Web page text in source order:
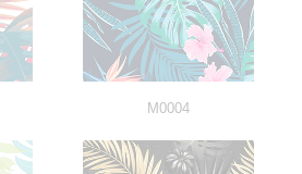
M0004